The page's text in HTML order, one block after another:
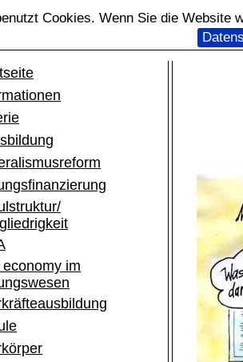
Cookies. Wenn Sie die Website
economy im